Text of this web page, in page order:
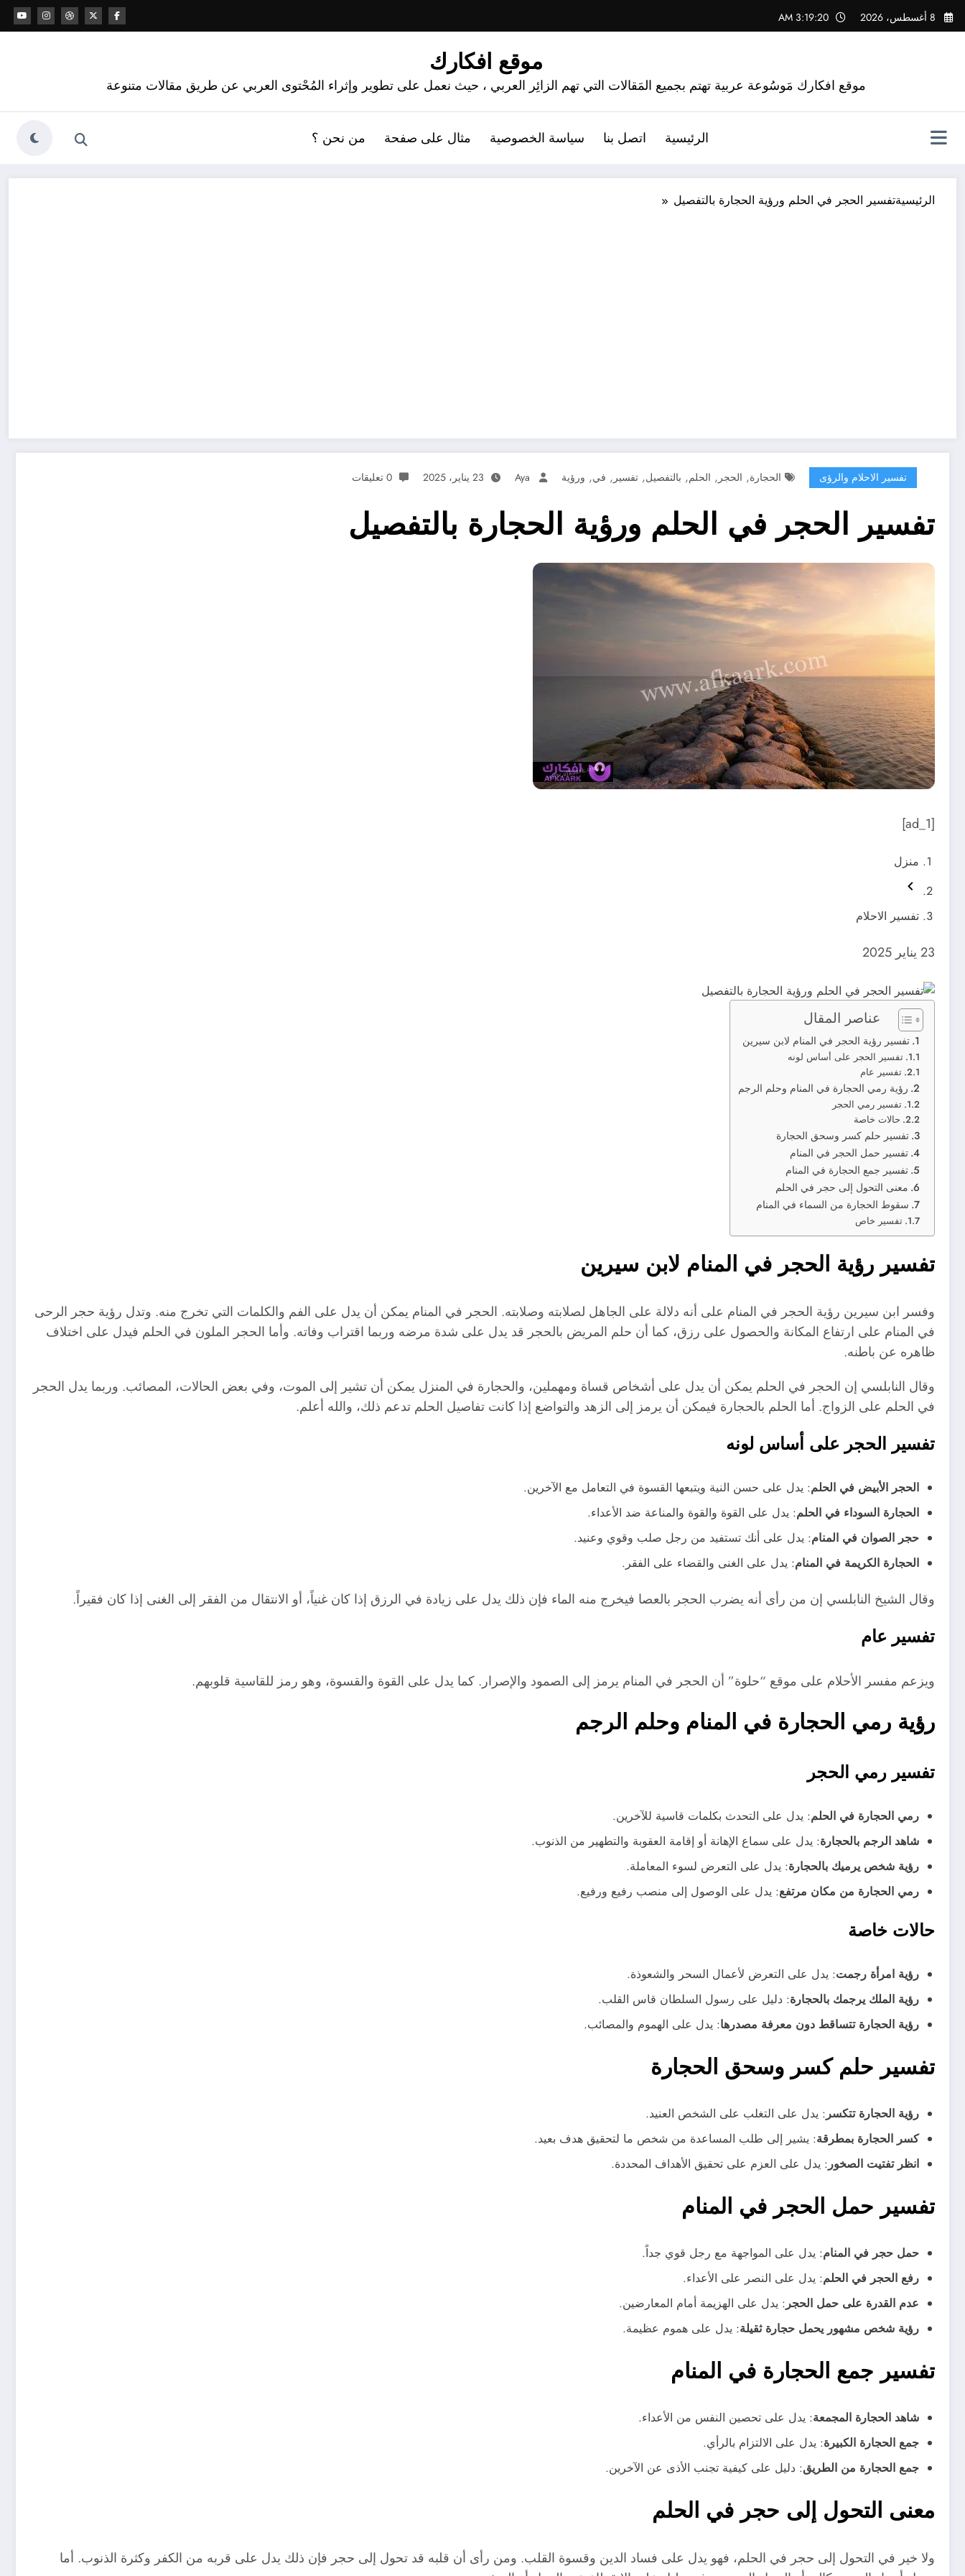
التجاوز
إلى
8 أغسطس، 2026 3:19:21 AM
موقع افكارك
موقع افكارك مَوسُوعة عربية تهتم بجميع المَقالات التي تهم الزائِر العربي ، حيث نعمل على تطوير وإثراء المُحْتوى العربي عن طريق مقالات متنوعة
الرئيسية اتصل بنا سياسة الخصوصية مثال على صفحة من نحن ؟
الرئيسيةتفسير الحجر في الحلم ورؤية الحجارة بالتفصيل
تفسير الاحلام والرؤى الحجارة, الحجر , الحلم, بالتفصيل, تفسير , في, ورؤية Aya 23 يناير، 2025 0 تعليقات
تفسير الحجر في الحلم ورؤية الحجارة بالتفصيل
[ad_1]
منزل
تفسير الاحلام
23 يناير 2025
عناصر المقال
تفسير رؤية الحجر في المنام لابن سيرين
تفسير الحجر على أساس لونه
تفسير عام
رؤية رمي الحجارة في المنام وحلم الرجم
تفسير رمي الحجر
حالات خاصة
تفسير حلم كسر وسحق الحجارة
تفسير حمل الحجر في المنام
تفسير جمع الحجارة في المنام
معنى التحول إلى حجر في الحلم
سقوط الحجارة من السماء في المنام
تفسير خاص
تفسير رؤية الحجر في المنام لابن سيرين
وفسر ابن سيرين رؤية الحجر في المنام على أنه دلالة على الجاهل لصلابته وصلابته. الحجر في المنام يمكن أن يدل على الفم والكلمات التي تخرج منه. وتدل رؤية حجر الرحى
في المنام على ارتفاع المكانة والحصول على رزق، كما أن حلم المريض بالحجر قد يدل على شدة مرضه وربما اقتراب وفاته. وأما الحجر الملون في الحلم فيدل على اختلاف
ظاهره عن باطنه.
وقال النابلسي إن الحجر في الحلم يمكن أن يدل على أشخاص قساة ومهملين، والحجارة في المنزل يمكن أن تشير إلى الموت، وفي بعض الحالات، المصائب. وربما يدل الحجر
في الحلم على الزواج. أما الحلم بالحجارة فيمكن أن يرمز إلى الزهد والتواضع إذا كانت تفاصيل الحلم تدعم ذلك، والله أعلم.
تفسير الحجر على أساس لونه
الحجر الأبيض في الحلم: يدل على حسن النية ويتبعها القسوة في التعامل مع الآخرين.
الحجارة السوداء في الحلم: يدل على القوة والقوة والمناعة ضد الأعداء.
حجر الصوان في المنام: يدل على أنك تستفيد من رجل صلب وقوي وعنيد.
الحجارة الكريمة في المنام: يدل على الغنى والقضاء على الفقر.
وقال الشيخ النابلسي إن من رأى أنه يضرب الحجر بالعصا فيخرج منه الماء فإن ذلك يدل على زيادة في الرزق إذا كان غنياً، أو الانتقال من الفقر إلى الغنى إذا كان فقيراً.
تفسير عام
ويزعم مفسر الأحلام على موقع “حلوة” أن الحجر في المنام يرمز إلى الصمود والإصرار. كما يدل على القوة والقسوة، وهو رمز للقاسية قلوبهم.
رؤية رمي الحجارة في المنام وحلم الرجم
تفسير رمي الحجر
رمي الحجارة في الحلم: يدل على التحدث بكلمات قاسية للآخرين.
شاهد الرجم بالحجارة: يدل على سماع الإهانة أو إقامة العقوبة والتطهير من الذنوب.
رؤية شخص يرميك بالحجارة: يدل على التعرض لسوء المعاملة.
رمي الحجارة من مكان مرتفع: يدل على الوصول إلى منصب رفيع ورفيع.
حالات خاصة
رؤية امرأة رجمت: يدل على التعرض لأعمال السحر والشعوذة.
رؤية الملك يرجمك بالحجارة: دليل على رسول السلطان قاس القلب.
رؤية الحجارة تتساقط دون معرفة مصدرها: يدل على الهموم والمصائب.
تفسير حلم كسر وسحق الحجارة
رؤية الحجارة تتكسر: يدل على التغلب على الشخص العنيد.
كسر الحجارة بمطرقة: يشير إلى طلب المساعدة من شخص ما لتحقيق هدف بعيد.
انظر تفتيت الصخور: يدل على العزم على تحقيق الأهداف المحددة.
تفسير حمل الحجر في المنام
حمل حجر في المنام: يدل على المواجهة مع رجل قوي جداً.
رفع الحجر في الحلم: يدل على النصر على الأعداء.
عدم القدرة على حمل الحجر: يدل على الهزيمة أمام المعارضين.
رؤية شخص مشهور يحمل حجارة ثقيلة: يدل على هموم عظيمة.
تفسير جمع الحجارة في المنام
شاهد الحجارة المجمعة: يدل على تحصين النفس من الأعداء.
جمع الحجارة الكبيرة: يدل على الالتزام بالرأي.
جمع الحجارة من الطريق: دليل على كيفية تجنب الأذى عن الآخرين.
معنى التحول إلى حجر في الحلم
ولا خير في التحول إلى حجر في الحلم، فهو يدل على فساد الدين وقسوة القلب. ومن رأى أن قلبه قد تحول إلى حجر فإن ذلك يدل على قربه من الكفر وكثرة الذنوب. أما